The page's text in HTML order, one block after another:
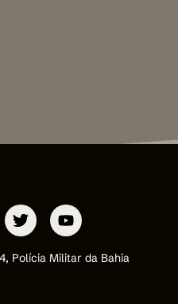
Polícia Militar da Bahia